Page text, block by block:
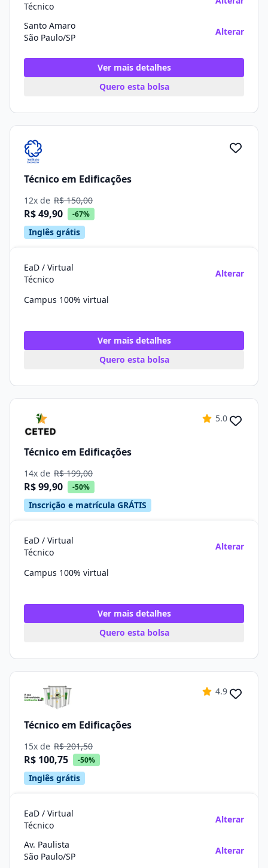
Técnico
Santo Amaro
São Paulo/SP
Alterar
Ver mais detalhes
Quero esta bolsa
Técnico em Edificações
12x de R$ 150,00
R$ 49,90 -67%
Inglês grátis
EaD / Virtual
Técnico
Alterar
Campus 100% virtual
Ver mais detalhes
Quero esta bolsa
5.0
Técnico em Edificações
14x de R$ 199,00
R$ 99,90 -50%
Inscrição e matrícula GRÁTIS
EaD / Virtual
Técnico
Alterar
Campus 100% virtual
Ver mais detalhes
Quero esta bolsa
4.9
Técnico em Edificações
15x de R$ 201,50
R$ 100,75 -50%
Inglês grátis
EaD / Virtual
Técnico
Alterar
Av. Paulista
São Paulo/SP
Alterar